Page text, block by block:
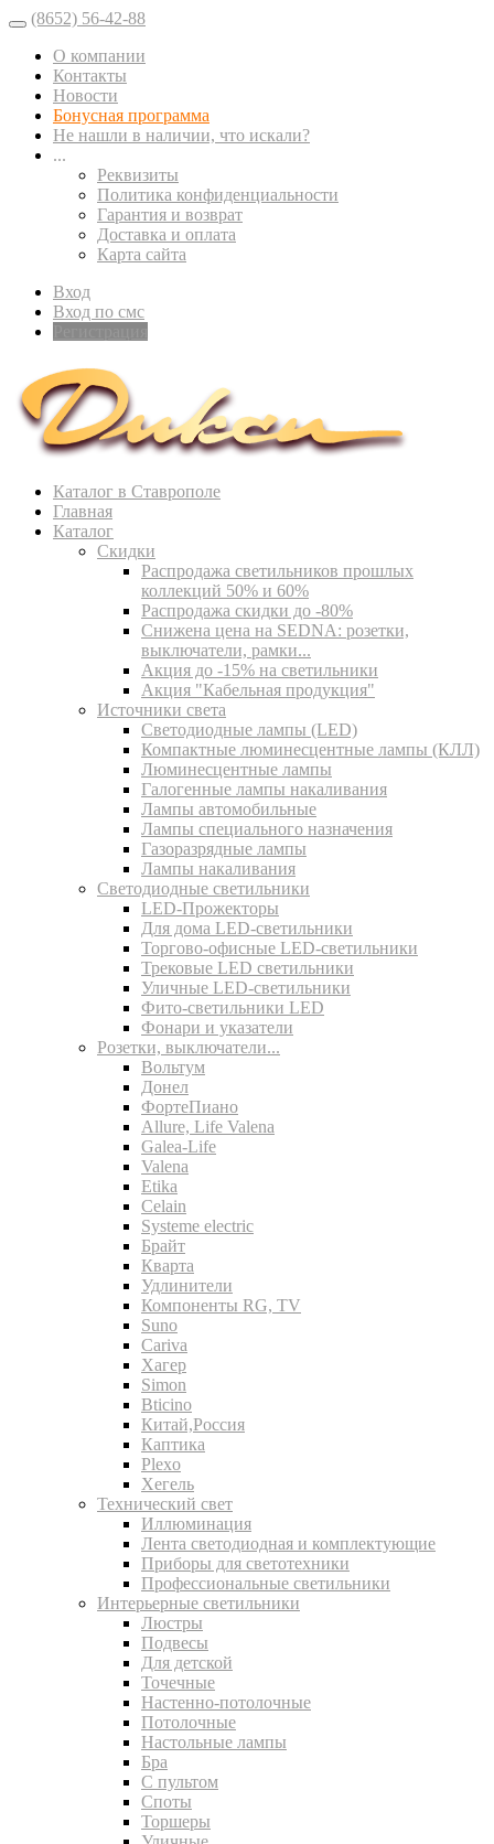
(8652) 56-42-88
О компании
Контакты
Новости
Бонусная программа
Не нашли в наличии, что искали?
...
Реквизиты
Политика конфиденциальности
Гарантия и возврат
Доставка и оплата
Карта сайта
Вход
Вход по смс
Каталог в Ставрополе
Главная
Каталог
Скидки
Распродажа светильников прошлых
коллекций 50% и 60%
Распродажа скидки до -80%
Cнижена цена на SEDNA: розетки,
выключатели, рамки...
Акция до -15% на светильники
Акция "Кабельная продукция"
Источники света
Светодиодные лампы (LED)
Компактные люминесцентные лампы (КЛЛ)
Люминесцентные лампы
Галогенные лампы накаливания
Лампы автомобильные
Лампы специального назначения
Газоразрядные лампы
Лампы накаливания
Светодиодные светильники
LED-Прожекторы
Для дома LED-светильники
Торгово-офисные LED-светильники
Трековые LED светильники
Уличные LED-светильники
Фито-светильники LED
Фонари и указатели
Розетки, выключатели...
Вольтум
Донел
ФортеПиано
Allure, Life Valena
Galea-Life
Valena
Etika
Celain
Systeme electric
Брайт
Кварта
Удлинители
Компоненты RG, TV
Suno
Cariva
Хагер
Simon
Bticino
Китай,Россия
Каптика
Plexo
Хегель
Технический свет
Иллюминация
Лента светодиодная и комплектующие
Приборы для светотехники
Профессиональные светильники
Интерьерные светильники
Люстры
Подвесы
Для детской
Точечные
Настенно-потолочные
Потолочные
Настольные лампы
Бра
С пультом
Споты
Торшеры